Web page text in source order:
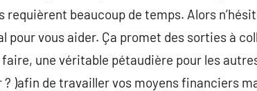
requièrent beaucoup de temps. Alors
pour vous aider. Ça promet des sorties à
une véritable pétaudière pour les
? )afin de travailler vos moyens financiers